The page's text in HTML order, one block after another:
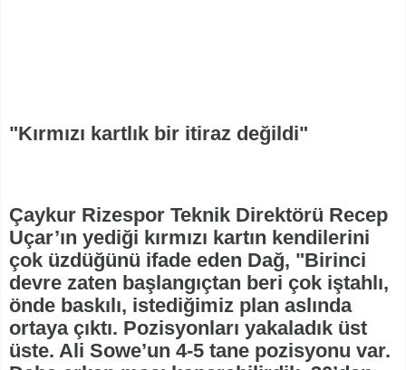
"Kırmızı kartlık bir itiraz değildi"
Çaykur Rizespor Teknik Direktörü Recep
Uçar’ın yediği kırmızı kartın kendilerini
çok üzdüğünü ifade eden Dağ, "Birinci
devre zaten başlangıçtan beri çok iştahlı,
önde baskılı, istediğimiz plan aslında
ortaya çıktı. Pozisyonları yakaladık üst
üste. Ali Sowe’un 4-5 tane pozisyonu var.